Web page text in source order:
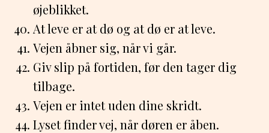
øjeblikket.
At leve er at dø og at dø er at leve.
Vejen åbner sig, når vi går.
Giv slip på fortiden, før den tager dig
tilbage.
Vejen er intet uden dine skridt.
Lyset finder vej, når døren er åben.